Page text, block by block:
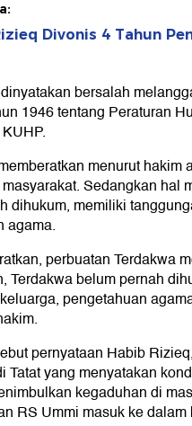
Divonis 4 Tahun
bersalah
1946 tentang Peraturan
menurut hakim
Sedangkan hal
dihukum, memiliki
agama.
perbuatan Terdakwa
Terdakwa belum pernah
pengetahuan
pernyataan Habib
Tatat yang menyatakan
kegaduhan di
RS Ummi masuk ke